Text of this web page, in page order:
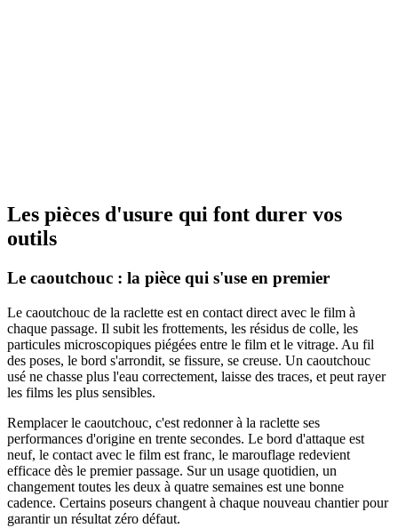
Les pièces d'usure qui font durer vos
outils
Le caoutchouc : la pièce qui s'use en premier
Le caoutchouc de la raclette est en contact direct avec le film à
chaque passage. Il subit les frottements, les résidus de colle, les
particules microscopiques piégées entre le film et le vitrage. Au fil
des poses, le bord s'arrondit, se fissure, se creuse. Un caoutchouc
usé ne chasse plus l'eau correctement, laisse des traces, et peut rayer
les films les plus sensibles.
Remplacer le caoutchouc, c'est redonner à la raclette ses
performances d'origine en trente secondes. Le bord d'attaque est
neuf, le contact avec le film est franc, le marouflage redevient
efficace dès le premier passage. Sur un usage quotidien, un
changement toutes les deux à quatre semaines est une bonne
cadence. Certains poseurs changent à chaque nouveau chantier pour
garantir un résultat zéro défaut.